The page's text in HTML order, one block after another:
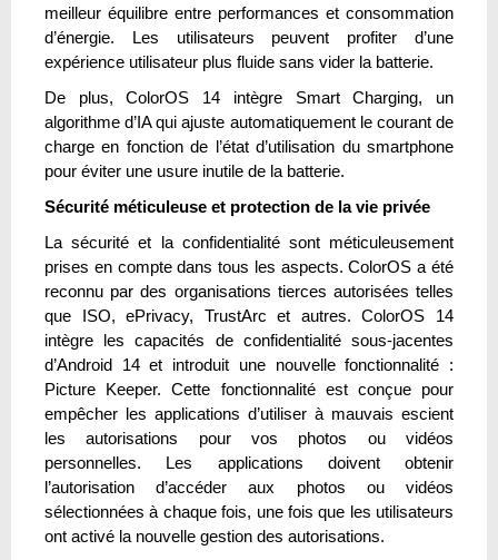
meilleur équilibre entre performances et consommation
d’énergie. Les utilisateurs peuvent profiter d’une
expérience utilisateur plus fluide sans vider la batterie.
De plus, ColorOS 14 intègre Smart Charging, un
algorithme d’IA qui ajuste automatiquement le courant de
charge en fonction de l’état d’utilisation du smartphone
pour éviter une usure inutile de la batterie.
Sécurité méticuleuse et protection de la vie privée
La sécurité et la confidentialité sont méticuleusement
prises en compte dans tous les aspects. ColorOS a été
reconnu par des organisations tierces autorisées telles
que ISO, ePrivacy, TrustArc et autres. ColorOS 14
intègre les capacités de confidentialité sous-jacentes
d’Android 14 et introduit une nouvelle fonctionnalité :
Picture Keeper. Cette fonctionnalité est conçue pour
empêcher les applications d’utiliser à mauvais escient
les autorisations pour vos photos ou vidéos
personnelles. Les applications doivent obtenir
l’autorisation d’accéder aux photos ou vidéos
sélectionnées à chaque fois, une fois que les utilisateurs
ont activé la nouvelle gestion des autorisations.